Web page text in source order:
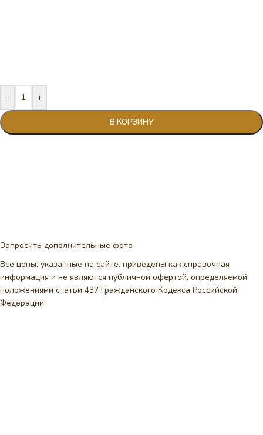
- +
В КОРЗИНУ
Запросить дополнительные фото
Все цены, указанные на сайте, приведены как справочная
информация и не являются публичной офертой, определяемой
положениями статьи 437 Гражданского Кодекса Российской
Федерации.